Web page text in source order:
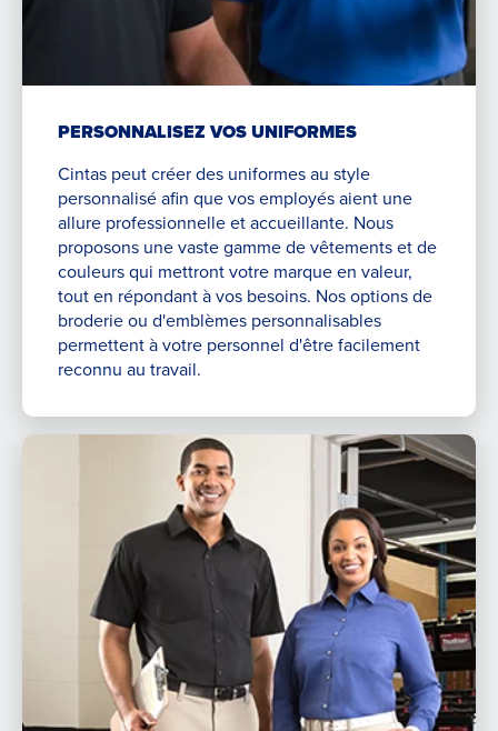
PERSONNALISEZ VOS UNIFORMES
Cintas peut créer des uniformes au style
personnalisé afin que vos employés aient une
allure professionnelle et accueillante. Nous
proposons une vaste gamme de vêtements et de
couleurs qui mettront votre marque en valeur,
tout en répondant à vos besoins. Nos options de
broderie ou d'emblèmes personnalisables
permettent à votre personnel d'être facilement
reconnu au travail.